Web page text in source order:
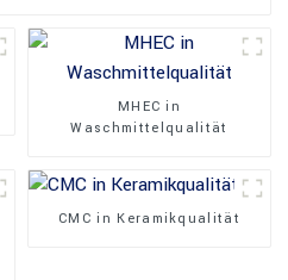
MHEC in
Waschmittelqualität
CMC in Keramikqualität